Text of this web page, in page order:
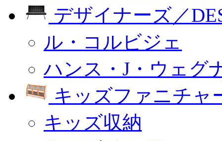
デザイナーズ／
ル・コルビジェ
ハンス・J・ウェグ
キッズファニチャ
キッズ収納